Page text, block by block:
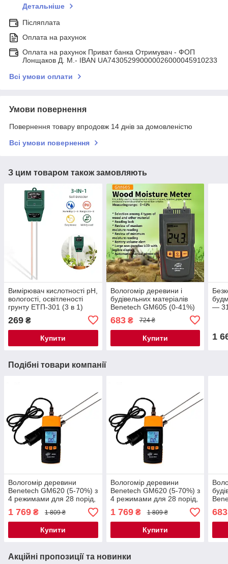
Детальніше
Післяплата
Оплата на рахунок
Оплата на рахунок Приват банка Отримувач - ФОП
Лонщаков Д. М.- IBAN UA743052990000026000045910233
Всі умови оплати
Умови повернення
Повернення товару впродовж 14 днів за домовленістю
Всі умови повернення
З цим товаром також замовляють
Вимірювач кислотності pH,
вологості, освітленості
грунту ЕТП-301 (3 в 1)
269 ₴
Купити
Вологомір деревини і
будівельних матеріалів
Benetech GM605 (0-41%)
будматеріалів
683₴ 724 ₴
Купити
—
1
Подібні товари компанії
Вологомір деревини
Benetech GM620 (5-70%) з
4 режимами для 28 порід,
з 2-ма комплектами голок,
АТС
1 769 ₴ 1 809 ₴
Купити
Вологомір деревини
Benetech GM620 (5-70%) з
4 режимами для 28 порід,
АТС
1 769₴ 1 809 ₴
Купити
683
Акційні пропозиції та новинки